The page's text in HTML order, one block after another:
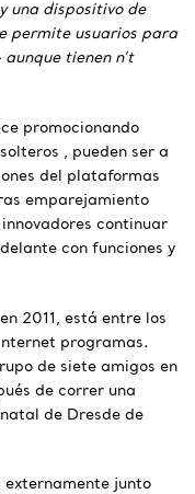
una dispositivo de
permite usuarios para
tienen n’t
promocionando
, pueden ser a
del plataformas
emparejamiento
continuar
con funciones y
2011, está entre los
programas.
de siete amigos en
de correr una
de Dresde de
externamente junto